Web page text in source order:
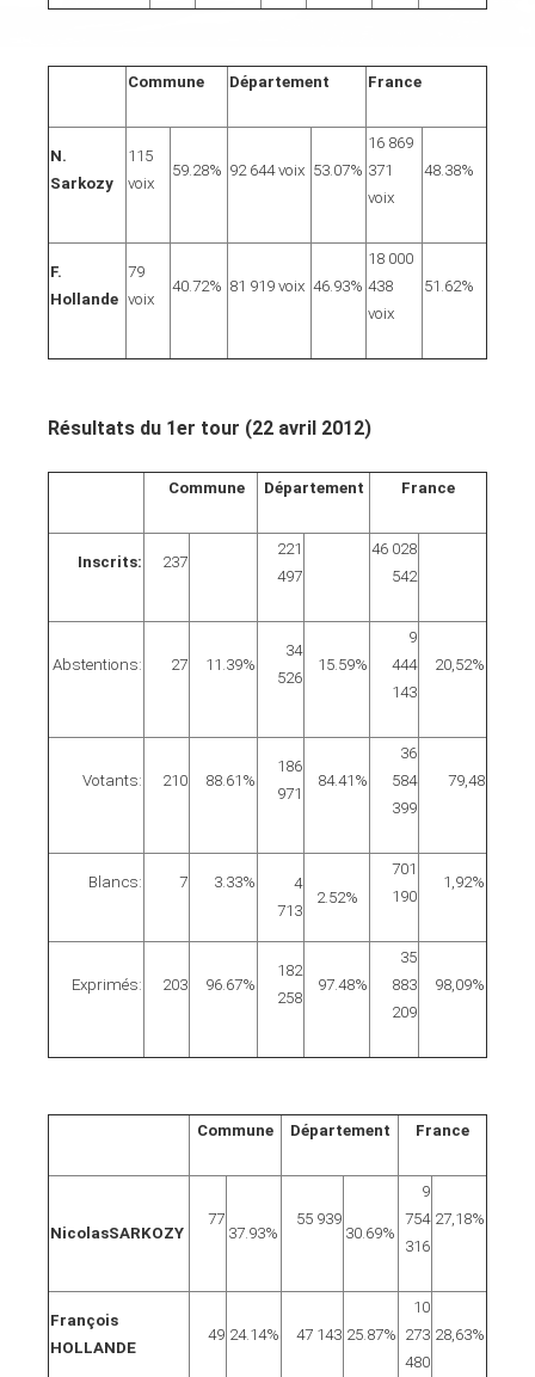
Commune Département France
N.
Sarkozy
115
voix
59.28% 92 644 voix 53.07%
16 869
371
voix
48.38%
F.
Hollande
79
voix
40.72% 81 919 voix 46.93%
18 000
438
voix
51.62%
Résultats du 1er tour (22 avril 2012)
Commune Département France
Inscrits: 237
221
497
46 028
542
Abstentions: 27 11.39%
34
526
15.59%
9
444
143
20,52%
Votants: 210 88.61 %
186
971
84.41 %
36
584
399
79,48
Blancs: 7 3.33%
4
713
2.52%
701
190
1,92%
Exprimés: 203 96.67%
182
258
97.48%
35
883
209
98,09%
Commune Département France
NicolasSARKOZY
77
37.93%
55 939
30.69%
9
754
316
27,18%
François
HOLLANDE
49 24.14% 47 143 25.87%
10
273
480
28,63%